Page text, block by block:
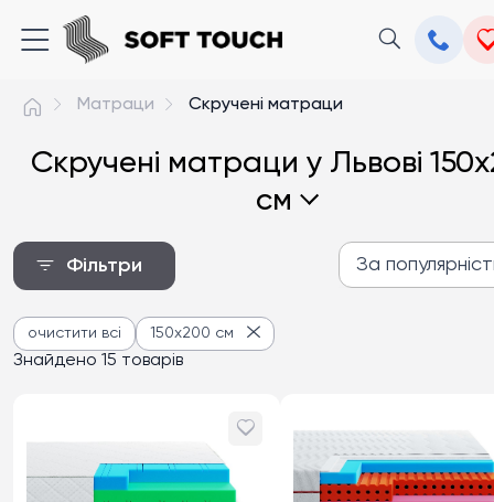
Матраци Скручені матраци
Скручені матраци у Львові
см
Фільтри За
Знайдено 15 товарів
очистити всі 150x200 см